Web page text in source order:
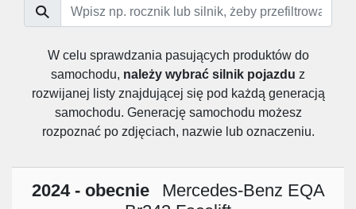
W celu sprawdzania pasujących produktów do
samochodu, należy wybrać silnik pojazdu z
rozwijanej listy znajdującej się pod każdą generacją
samochodu. Generację samochodu możesz
rozpoznać po zdjęciach, nazwie lub oznaczeniu.
2024 - obecnie
Mercedes-Benz EQA